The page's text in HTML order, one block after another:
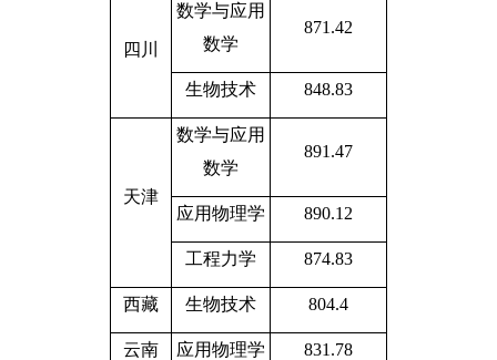
四川
数学与应用
数学
871.42
生物技术 848.83
天津
数学与应用
数学
891.47
应用物理学 890.12
工程力学 874.83
西藏 生物技术 804.4
云南 应用物理学 831.78